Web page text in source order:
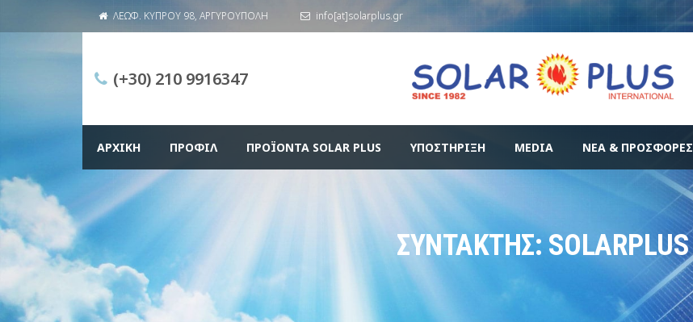
ΛΕΩΦ. ΚΥΠΡΟΥ 98, ΑΡΓΥΡΟΥΠΟΛΗ info[at]solarplus.gr
(+30) 210 9916347
ΑΡΧΙΚΉ ΠΡΟΦΊΛ ΠΡΟΪΌΝΤΑ SOLAR PLUS ΥΠΟΣΤΉΡΙΞΗ MEDIA ΝΈΑ & ΠΡΟΣΦΟΡΈΣ
ΣΥΝΤΆΚΤΗΣ:SOLARPLUS